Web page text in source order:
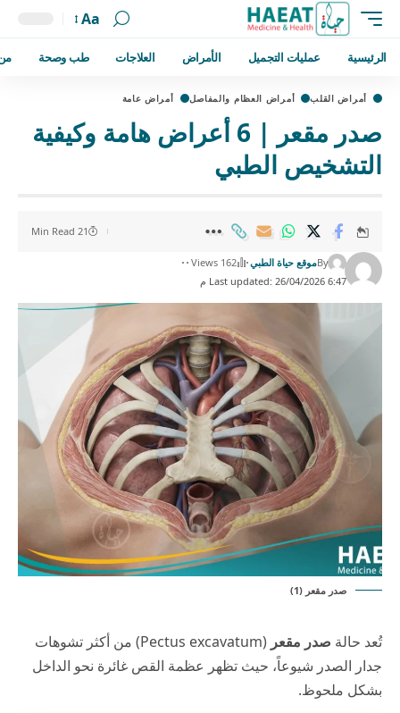
Aa
الرئيسية عمليات التجميل الأمراض العلاجات طب وصحة
أمراض القلب أمراض العظام والمفاصل أمراض عامة
صدر مقعر | 6 أعراض هامة وكيفية
التشخيص الطبي
Last updated: 26/04/2026 6:47 م
Byموقع حياة الطبي 162 Views
21 Min Read
صدر مقعر (1)
تُعد حالة صدر مقعر
(Pectus excavatum) من أكثر تشوهات
جدار الصدر شيوعاً، حيث تظهر عظمة القص غائرة نحو الداخل
بشكل ملحوظ.